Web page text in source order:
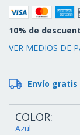
10% de
VER MEDIOS DE
Envío gratis
COLOR:
Azul